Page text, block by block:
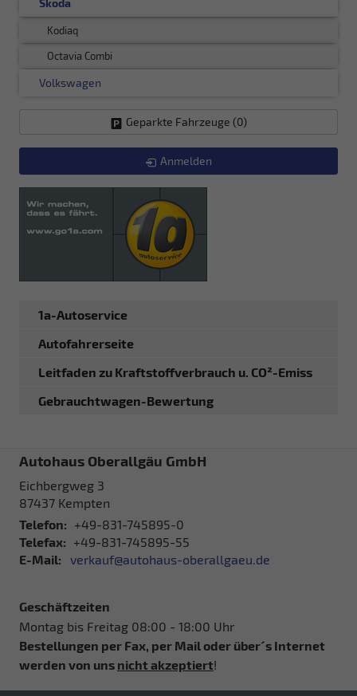
Skoda
Kodiaq
Octavia Combi
Volkswagen
Geparkte Fahrzeuge (0)
Anmelden
1a-Autoservice
Autofahrerseite
Leitfaden zu Kraftstoffverbrauch u. CO²-Emiss
Gebrauchtwagen-Bewertung
Autohaus Oberallgäu GmbH
Eichbergweg 3
87437 Kempten
Telefon: +49-831-745895-0
Telefax: +49-831-745895-55
E-Mail:
verkauf@autohaus-oberallgaeu.de
Geschäftzeiten
Montag bis Freitag 08:00 - 18:00 Uhr
Bestellungen per Fax, per Mail oder über´s Internet
werden von uns nicht akzeptiert!